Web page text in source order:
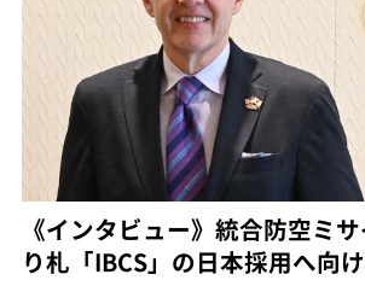
《インタビュー》統合防空ミ
り札「IBCS」の日本採用へ向